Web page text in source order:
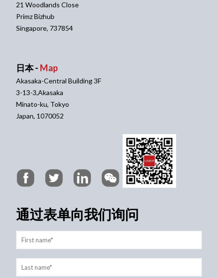
21 Woodlands Close
Primz Bizhub
Singapore, 737854
日本 - Map
Akasaka-Central Building 3F
3-13-3,Akasaka
Minato-ku, Tokyo
Japan, 1070052
通过表单向我们询问